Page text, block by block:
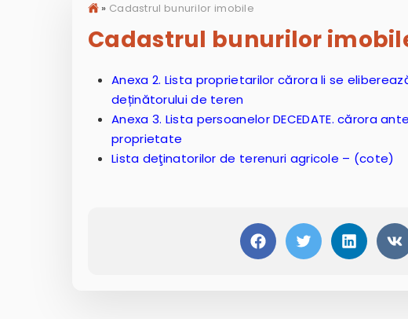
» Cadastrul bunurilor imobile
Cadastrul bunurilor
Anexa 2. Lista proprietarilor cărora li se
deținătorului de teren
Anexa 3. Lista persoanelor DECEDATE. cărora
proprietate
Lista deţinatorilor de terenuri agricole – (cote)